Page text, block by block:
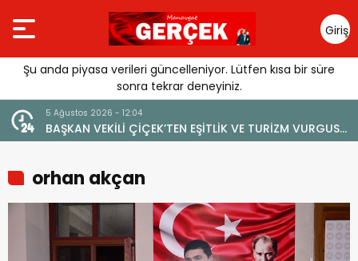
Giriş
Yap
Şu anda piyasa verileri güncelleniyor. Lütfen kısa bir süre
sonra tekrar deneyiniz.
EŞİTLİK VE TURİZM VURGUSU:
ZARAR VERİLMEMELİ”
YENİ BİR DİN: SOSYAL MEDYA
orhan akçan